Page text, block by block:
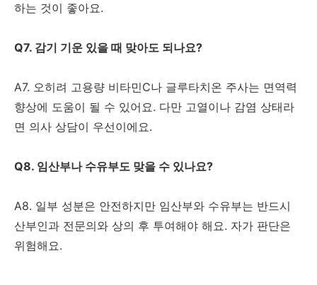
하는 것이 좋아요.
Q7. 감기 기운 있을 때 맞아도 되나요?
A7. 오히려 고용량 비타민C나 글루타치온 주사는 면역력
향상에 도움이 될 수 있어요. 다만 고열이나 감염 상태라
면 의사 상담이 우선이에요.
Q8. 임산부나 수유부도 맞을 수 있나요?
A8. 일부 성분은 안전하지만 임산부와 수유부는 반드시
산부인과 전문의와 상의 후 투여해야 해요. 자가 판단은
위험해요.